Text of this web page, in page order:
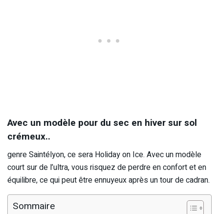
Avec un modèle pour du sec en hiver sur sol
crémeux..
genre Saintélyon, ce sera Holiday on Ice. Avec un modèle
court sur de l’ultra, vous risquez de perdre en confort et en
équilibre, ce qui peut être ennuyeux après un tour de cadran.
Sommaire